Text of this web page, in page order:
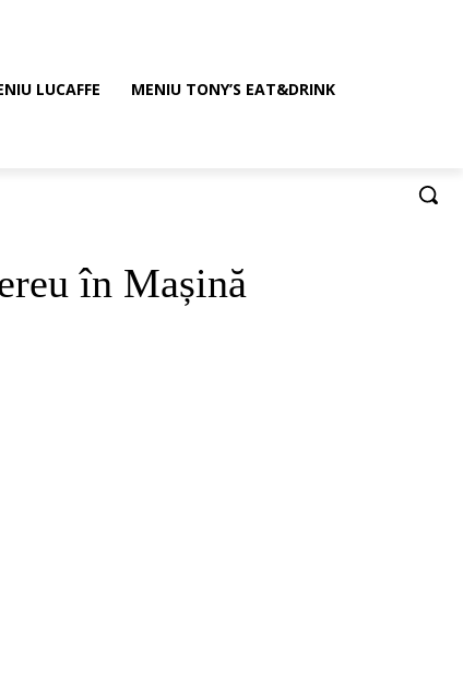
LUCAFFE MENIU TONY’S EAT&DRINK
în Mașină